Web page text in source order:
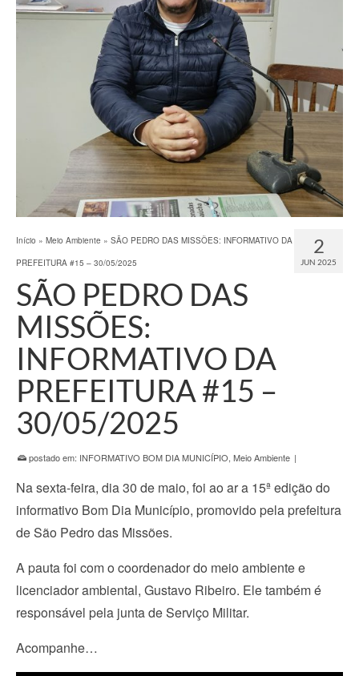
2
JUN 2025
Início » Meio Ambiente » SÃO PEDRO DAS MISSÕES: INFORMATIVO DA
PREFEITURA #15 – 30/05/2025
SÃO PEDRO DAS
MISSÕES:
INFORMATIVO DA
PREFEITURA #15 –
30/05/2025
postado em: INFORMATIVO BOM DIA MUNICÍPIO, Meio Ambiente |
Na sexta-feira, dia 30 de maio, foi ao ar a 15ª edição do
informativo Bom Dia Município, promovido pela prefeitura
de São Pedro das Missões.
A pauta foi com o coordenador do meio ambiente e
licenciador ambiental, Gustavo Ribeiro. Ele também é
responsável pela junta de Serviço Militar.
Acompanhe…